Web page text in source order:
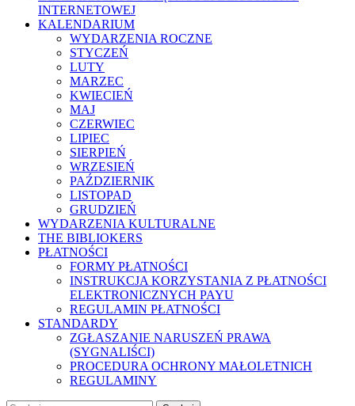
INTERNETOWEJ
KALENDARIUM
WYDARZENIA ROCZNE
STYCZEŃ
LUTY
MARZEC
KWIECIEŃ
MAJ
CZERWIEC
LIPIEC
SIERPIEŃ
WRZESIEŃ
PAŹDZIERNIK
LISTOPAD
GRUDZIEŃ
WYDARZENIA KULTURALNE
THE BIBLIOKERS
PŁATNOŚCI
FORMY PŁATNOŚCI
INSTRUKCJA KORZYSTANIA Z PŁATNOŚCI
ELEKTRONICZNYCH PAYU
REGULAMIN PŁATNOŚCI
STANDARDY
ZGŁASZANIE NARUSZEŃ PRAWA
(SYGNALIŚCI)
PROCEDURA OCHRONY MAŁOLETNICH
REGULAMINY